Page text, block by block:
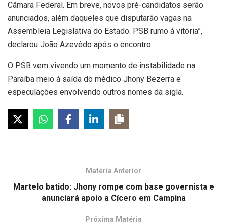
Câmara Federal. Em breve, novos pré-candidatos serão
anunciados, além daqueles que disputarão vagas na
Assembleia Legislativa do Estado. PSB rumo à vitória”,
declarou João Azevêdo após o encontro.
O PSB vem vivendo um momento de instabilidade na
Paraíba meio à saída do médico Jhony Bezerra e
especulações envolvendo outros nomes da sigla.
Matéria Anterior
Martelo batido: Jhony rompe com base governista e
anunciará apoio a Cícero em Campina
Próxima Matéria